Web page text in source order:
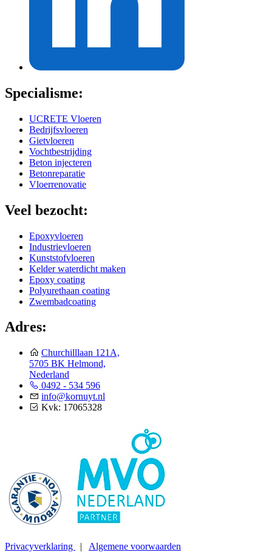
Specialisme:
UCRETE Vloeren
Bedrijfsvloeren
Gietvloeren
Vochtbestrijding
Beton injecteren
Betonreparatie
Vloerrenovatie
Veel bezocht:
Epoxyvloeren
Industrievloeren
Kunststofvloeren
Kelder waterdicht maken
Epoxy coating
Polyurethaan coating
Zwembadcoating
Adres:
Churchilllaan 121A,
5705 BK Helmond,
Nederland
0492 - 534 596
info@kornuyt.nl
Kvk: 17065328
Privacyverklaring | Algemene voorwaarden